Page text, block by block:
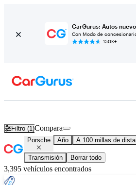
CarGurus: Autos
Con Modo de
150K+
Filtro (1)Compara
Porsche Año A 100 millas de
Transmisión Borrar todo
3,395 vehículos encontrados